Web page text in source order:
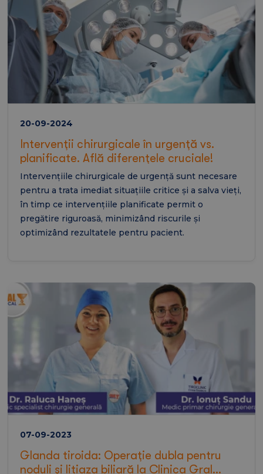
20-09-2024
Intervenții chirurgicale în urgență vs.
planificate. Află diferențele cruciale!
Intervențiile chirurgicale de urgență sunt necesare
pentru a trata imediat situațiile critice și a salva vieți,
în timp ce intervențiile planificate permit o
pregătire riguroasă, minimizând riscurile și
optimizând rezultatele pentru pacient.
07-09-2023
Glanda tiroida: Operație dubla pentru
noduli și litiaza biliară la Clinica Gral